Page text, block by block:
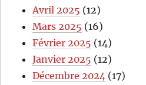
Avril 2025 (12)
Mars 2025 (16)
Février 2025 (14)
Janvier 2025 (12)
Décembre 2024 (17)